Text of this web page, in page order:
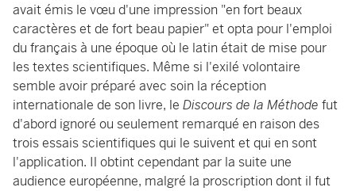
avait émis le vœu d'une impression "en fort beaux
caractères et de fort beau papier" et opta pour l'emploi
du français à une époque où le latin était de mise pour
les textes scientifiques. Même si l'exilé volontaire
semble avoir préparé avec soin la réception
internationale de son livre, le Discours de la Méthode fut
d'abord ignoré ou seulement remarqué en raison des
trois essais scientifiques qui le suivent et qui en sont
l'application. Il obtint cependant par la suite une
audience européenne, malgré la proscription dont il fut